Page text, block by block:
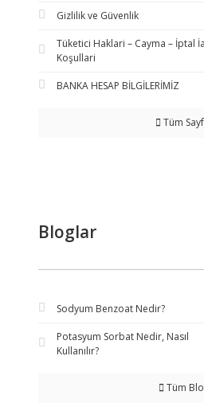
Gizlilik ve Güvenlik
Tüketici Haklari – Cayma – İptal
Koşullari
BANKA HESAP BİLGİLERİMİZ
Tüm
Bloglar
Sodyum Benzoat Nedir?
Potasyum Sorbat Nedir, Nasıl
Kullanılır?
Tüm